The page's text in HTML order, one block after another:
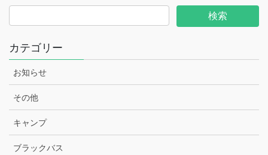
カテゴリー
お知らせ
その他
キャンプ
ブラックバス